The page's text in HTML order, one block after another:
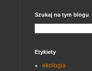
Szukaj na tym blogu
Etykiety
ekologia